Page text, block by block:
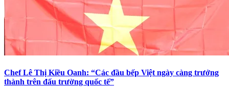
Chef Lê Thị Kiều Oanh: “Các đầu bếp Việt ngày càng trưởng
thành trên đấu trường quốc tế”